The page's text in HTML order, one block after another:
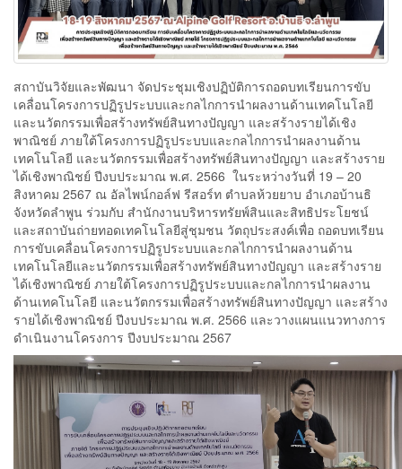
สถาบันวิจัยและพัฒนา จัดประชุมเชิงปฏิบัติการถอดบทเรียนการขับ
เคลื่อนโครงการปฏิรูประบบและกลไกการนำผลงานด้านเทคโนโลยี
และนวัตกรรมเพื่อสร้างทรัพย์สินทางปัญญา และสร้างรายได้เชิง
พาณิชย์ ภายใต้โครงการปฏิรูประบบและกลไกการนำผลงานด้าน
เทคโนโลยี และนวัตกรรมเพื่อสร้างทรัพย์สินทางปัญญา และสร้างราย
ได้เชิงพาณิชย์ ปีงบประมาณ พ.ศ. 2566 ในระหว่างวันที่ 19 – 20
สิงหาคม 2567 ณ อัลไพน์กอล์ฟ รีสอร์ท ตำบลห้วยยาบ อำเภอบ้านธิ
จังหวัดลำพูน ร่วมกับ สำนักงานบริหารทรัยพ์สินและสิทธิประโยชน์
และสถาบันถ่ายทอดเทคโนโลยีสู่ชุมชน วัตถุประสงค์เพื่อ ถอดบทเรียน
การขับเคลื่อนโครงการปฏิรูประบบและกลไกการนำผลงานด้าน
เทคโนโลยีและนวัตกรรมเพื่อสร้างทรัพย์สินทางปัญญา และสร้างราย
ได้เชิงพาณิชย์ ภายใต้โครงการปฏิรูประบบและกลไกการนำผลงาน
ด้านเทคโนโลยี และนวัตกรรมเพื่อสร้างทรัพย์สินทางปัญญา และสร้าง
รายได้เชิงพาณิชย์ ปีงบประมาณ พ.ศ. 2566 และวางแผนแนวทางการ
ดำเนินงานโครงการ ปีงบประมาณ 2567